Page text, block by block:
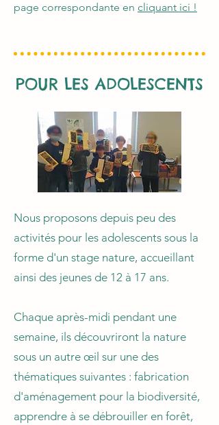
page correspondante en cliquant ici !
POUR LES ADOLESCENTS
Nous proposons depuis peu des
activités pour les adolescents sous la
forme d'un stage nature, accueillant
ainsi des jeunes de 12 à 17 ans.
Chaque après-midi pendant une
semaine, ils découvriront la nature
sous un autre œil sur une des
thématiques suivantes : fabrication
d'aménagement pour la biodiversité,
apprendre à se débrouiller en forêt,